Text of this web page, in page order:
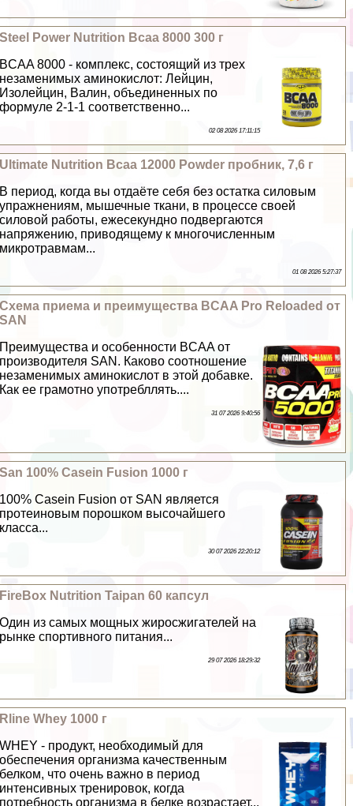
Steel Power Nutrition Bcaa 8000 300 г
BCAA 8000 - комплекс, состоящий из трех
незаменимых аминокислот: Лейцин,
Изолейцин, Валин, объединенных по
формуле 2-1-1 соответственно...
02 08 2026 17:11:15
Ultimate Nutrition Bcaa 12000 Powder пробник, 7,6 г
В период, когда вы отдаёте себя без остатка силовым
упражнениям, мышечные ткани, в процессе своей
силовой работы, ежесекундно подвергаются
напряжению, приводящему к многочисленным
микротравмам...
01 08 2026 5:27:37
Схема приема и преимущества BCAA Pro Reloaded от
SAN
Преимущества и особенности BCAA от
производителя SAN. Каково соотношение
незаменимых аминокислот в этой добавке.
Как ее грамотно употрeбллять....
31 07 2026 9:40:56
San 100% Casein Fusion 1000 г
100% Casein Fusion от SAN является
протеиновым порошком высочайшего
класса...
30 07 2026 22:20:12
FireBox Nutrition Taipan 60 капсул
Один из самых мощных жиросжигателей на
рынке спортивного питания...
29 07 2026 18:29:32
Rline Whey 1000 г
WHEY - продукт, необходимый для
обеспечения организма качественным
белком, что очень важно в период
интенсивных тренировок, когда
потребность организма в белке возрастает...